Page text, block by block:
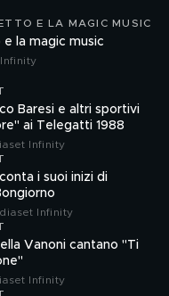
E LA MAGIC MUSIC
la magic music
Baresi e altri sportivi
ai Telegatti 1988
Infinity
i suoi inizi di
Infinity
Vanoni cantano "Ti
Infinity